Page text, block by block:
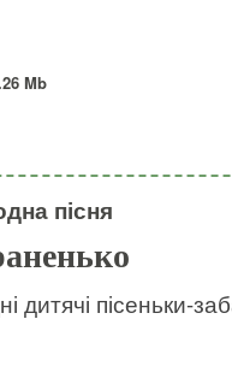
Mb
пісня
дитячі пісеньки-